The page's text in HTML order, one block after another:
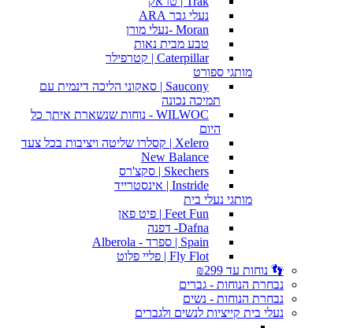
נעלי גבר ARA
Moran -נעלי מורן
טבע מבית נאות
Caterpillar | קטרפילר
מותגי ספורט
Saucony | סאקוני הליכה דינמית עם
תמיכה נכונה
WILWOC - נוחות שנשארת איתך כל
היום
Xelero | קסלרו שליטה ויציבות בכל צעד
New Balance
Skechers | סקצ'רס
Instride | אינסטרייד
מותגי נעלי בית
Feet Fun | פיט פאן
Dafna- דפנה
Spain | ספרד - Alberola
Fly Flot | פליי פלוט
👣 נוחות עד ₪299
נבחרת הנוחות - גברים
נבחרת הנוחות - נשים
נעלי בית קייציות לנשים ולגברים